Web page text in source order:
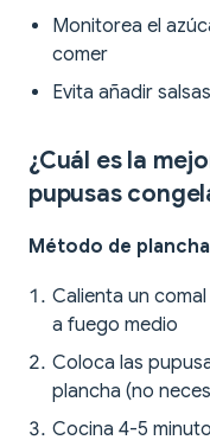
Monitorea el
comer
Evita añadir
¿Cuál es la
pupusas
Método de
Calienta un
a fuego medio
Coloca las
plancha (no
Cocina 4-5